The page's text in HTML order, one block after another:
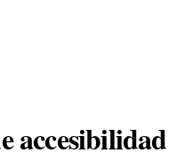
accesibilidad